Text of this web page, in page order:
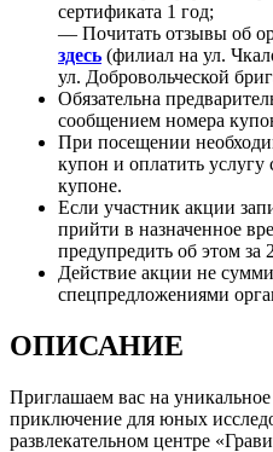
сертификата 1 год;
— Почитать отзывы об
здесь (филиал на ул.
ул. Добровольческой
Обязательна
сообщением номера
При посещении
купон и оплатить услугу
купоне.
Если участник акции
прийти в назначенное
предупредить об этом за
Действие акции не
спецпредложениями
ОПИСАНИЕ
Приглашаем вас на
приключение для юных
развлекательном центре